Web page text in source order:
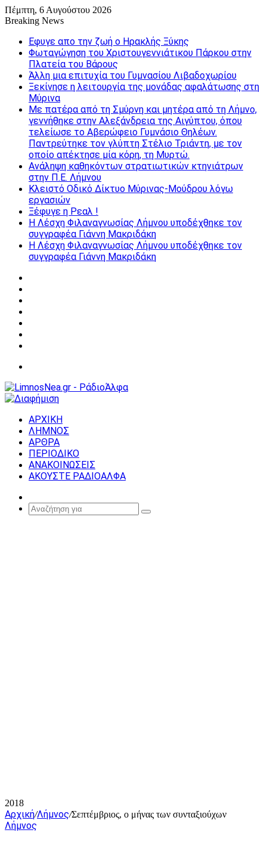
Πέμπτη, 6 Αυγούστου 2026
Breaking News
Εφυγε απο την ζωή o Ηρακλής Ξύκης
Φωταγώγηση του Χριστουγεννιάτικου Πάρκου στην
Πλατεία του Βάρους
Άλλη μια επιτυχία του Γυμνασίου Λιβαδοχωρίου
Ξεκίνησε η λειτουργία της μονάδας αφαλάτωσης στη
Μύρινα
Με πατέρα από τη Σμύρνη και μητέρα από τη Λήμνο,
γεννήθηκε στην Αλεξάνδρεια της Αιγύπτου, όπου
τελείωσε το Αβερώφειο Γυμνάσιο Θηλέων.
Παντρεύτηκε τον γλύπτη Στέλιο Τριάντη, με τον
οποίο απέκτησε μία κόρη, τη Μυρτώ.
Ανάληψη καθηκόντων στρατιωτικών κτηνιάτρων
στην Π.Ε. Λήμνου
Κλειστό Οδικό Δίκτυο Μύρινας-Μούδρου λόγω
εργασιών
Ξέφυγε η Ρεαλ !
Η Λέσχη Φιλαναγνωσίας Λήμνου υποδέχθηκε τον
συγγραφέα Γιάννη Μακριδάκη
Η Λέσχη Φιλαναγνωσίας Λήμνου υποδέχθηκε τον
συγγραφέα Γιάννη Μακριδάκη
ΑΡΧΙΚΗ
ΛΗΜΝΟΣ
ΑΡΘΡΑ
ΠΕΡΙΟΔΙΚΟ
ΑΝΑΚΟΙΝΩΣΕΙΣ
ΑΚΟΥΣΤΕ ΡΑΔΙΟΑΛΦΑ
Article
Αναζήτηση
2018
Αρχική/Λήμνος/Σεπτέμβριος, ο μήνας των συνταξιούχων
Λήμνος